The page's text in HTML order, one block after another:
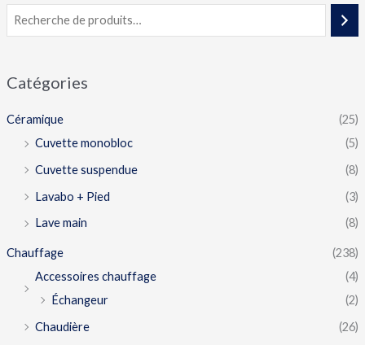
Catégories
Céramique
(25)
Cuvette monobloc
(5)
Cuvette suspendue
(8)
Lavabo + Pied
(3)
Lave main
(8)
Chauffage
(238)
Accessoires chauffage
(4)
Échangeur
(2)
Chaudière
(26)